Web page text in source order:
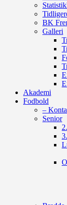
BK
Galleri
Akademi
Fodbold
–
Senior